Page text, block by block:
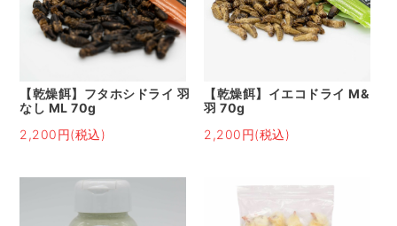
【乾燥餌】フタホシドライ 羽
なし ML 70g
2,200円(税込)
【乾燥餌】イエコドライ M&
羽 70g
2,200円(税込)